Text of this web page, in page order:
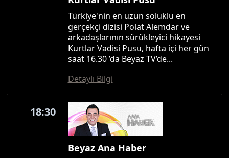
Türkiye'nin en uzun soluklu en
gerçekçi dizisi Polat Alemdar ve
arkadaşlarının sürükleyici hikayesi
Kurtlar Vadisi Pusu, hafta içi her gün
saat 16.30 ’da Beyaz TV’de...
Detaylı Bilgi
18:30
Beyaz Ana Haber